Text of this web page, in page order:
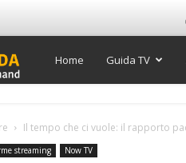
Super
TV
Home Guida TV
Il tempo che ci vuole: il rapporto
streaming Now TV